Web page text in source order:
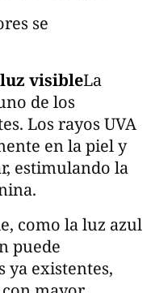
se
visibleLa
de los
Los rayos UVA
en la piel y
estimulando la
como la luz azul
puede
ya existentes,